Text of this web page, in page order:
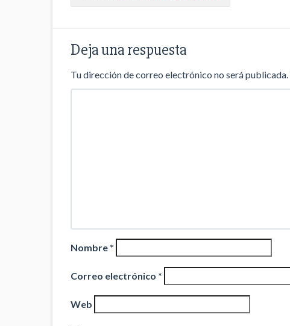
Deja una respuesta
Tu dirección de correo electrónico no será publicada.
Nombre *
Correo electrónico *
Web